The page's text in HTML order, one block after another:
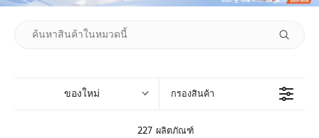
ของใหม่ กรองสินค้า
227 ผลิตภัณฑ์